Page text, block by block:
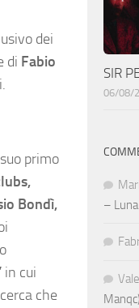
dei
di Fabio
primo
Bondì,
in cui
che
SIR
06/08/
–
Manqc)